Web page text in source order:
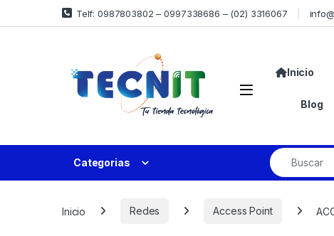
Telf: 0987803802 – 0997338686 – (02) 3316067
Inicio
Blog
Categorias
Inicio Redes Access Point